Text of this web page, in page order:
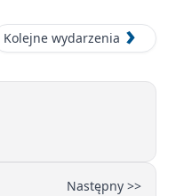
Kolejne wydarzenia
Następny >>